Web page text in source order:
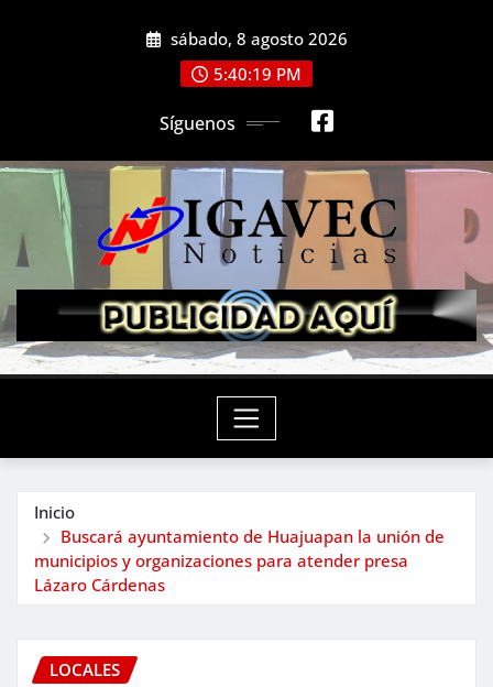
sábado, 8 agosto 2026
5:40:21 PM
Síguenos
Inicio
Buscará ayuntamiento de Huajuapan la unión de
municipios y organizaciones para atender presa
Lázaro Cárdenas
LOCALES